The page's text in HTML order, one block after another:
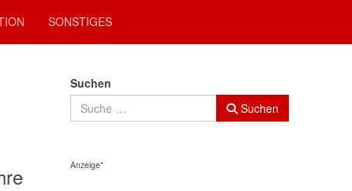
SONSTIGES
Suchen
Suchen
Anzeige*